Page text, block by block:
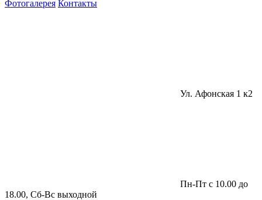
Фотогалерея Контакты
Ул. Афонская 1 к2
Пн-Пт с 10.00 до
18.00, Сб-Вс выходной